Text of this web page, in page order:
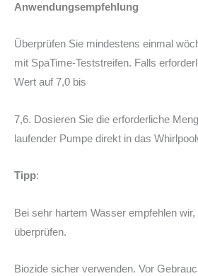
Anwendungsempfehlung
Überprüfen Sie mindestens einmal
mit SpaTime-Teststreifen. Falls
Wert auf 7,0 bis
7,6. Dosieren Sie die erforderliche
laufender Pumpe direkt in das
Tipp:
Bei sehr hartem Wasser empfehlen
überprüfen.
Biozide sicher verwenden. Vor